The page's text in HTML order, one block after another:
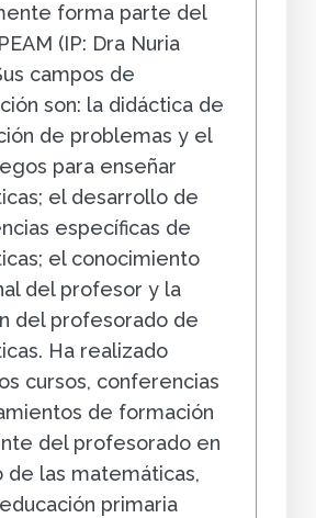
forma parte del
(IP: Dra Nuria
campos de
son: la didáctica de
de problemas y el
para enseñar
el desarrollo de
específicas de
el conocimiento
del profesor y la
del profesorado de
Ha realizado
cursos, conferencias
de formación
del profesorado en
de las matemáticas,
primaria